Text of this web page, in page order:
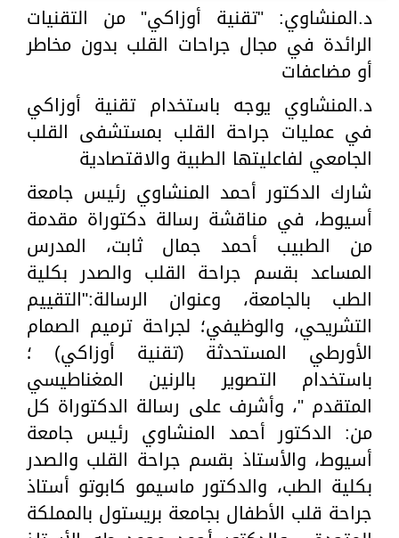
د.المنشاوي: "تقنية أوزاكي" من التقنيات
الرائدة في مجال جراحات القلب بدون مخاطر
أو مضاعفات
د.المنشاوي يوجه باستخدام تقنية أوزاكي
في عمليات جراحة القلب بمستشفى القلب
الجامعي لفاعليتها الطبية والاقتصادية
شارك الدكتور أحمد المنشاوي رئيس جامعة
أسيوط، في مناقشة رسالة دكتوراة مقدمة
من الطبيب أحمد جمال ثابت، المدرس
المساعد بقسم جراحة القلب والصدر بكلية
الطب بالجامعة، وعنوان الرسالة:"التقييم
التشريحي، والوظيفي؛ لجراحة ترميم الصمام
الأورطي المستحدثة (تقنية أوزاكي) ؛
باستخدام التصوير بالرنين المغناطيسي
المتقدم "، وأشرف على رسالة الدكتوراة كل
من: الدكتور أحمد المنشاوي رئيس جامعة
أسيوط، والأستاذ بقسم جراحة القلب والصدر
بكلية الطب، والدكتور ماسيمو كابوتو أستاذ
جراحة قلب الأطفال بجامعة بريستول بالمملكة